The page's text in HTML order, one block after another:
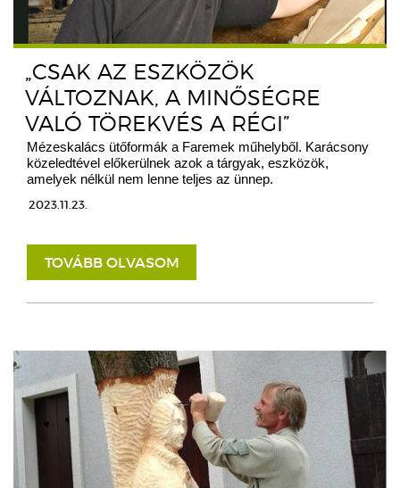
„CSAK AZ ESZKÖZÖK
VÁLTOZNAK, A MINŐSÉGRE
VALÓ TÖREKVÉS A RÉGI”
Mézeskalács ütőformák a Faremek műhelyből. Karácsony
közeledtével előkerülnek azok a tárgyak, eszközök,
amelyek nélkül nem lenne teljes az ünnep.
2023.11.23.
TOVÁBB OLVASOM